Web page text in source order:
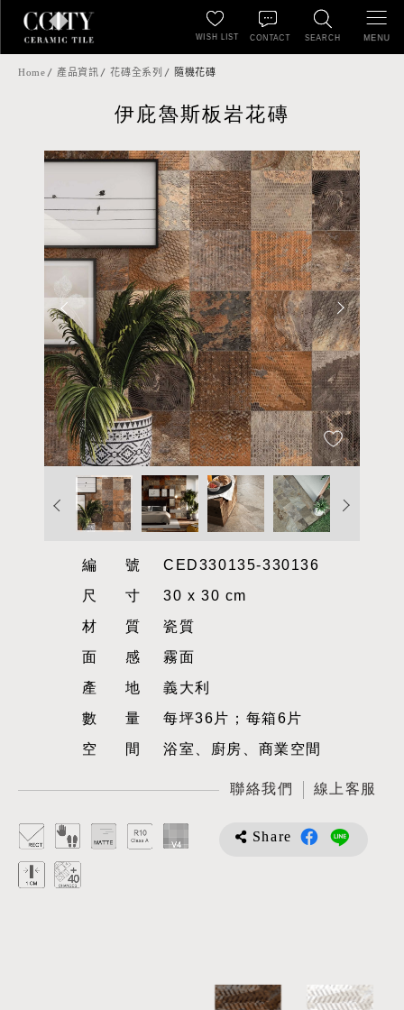
SEARCH
WISH LIST CONTACT MENU
Home 產品資訊 花磚全系列 隨機花磚
伊庇魯斯板岩花磚
編號CED330135-330136
尺寸30 x 30 cm
材質瓷質
面感霧面
產地義大利
數量每坪36片；每箱6片
空間浴室、廚房、商業空間
聯絡我們 線上客服
Share